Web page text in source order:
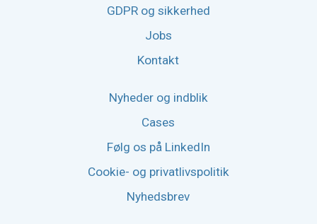
GDPR og sikkerhed
Jobs
Kontakt
Nyheder og indblik
Cases
Følg os på LinkedIn
Cookie- og privatlivspolitik
Nyhedsbrev